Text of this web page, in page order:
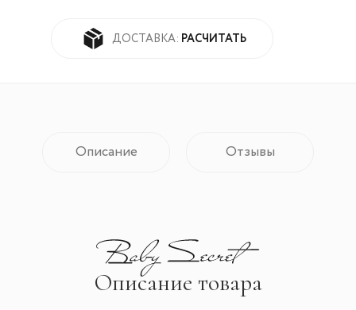
ДОСТАВКА: РАСЧИТАТЬ
Описание Отзывы
Описание товара